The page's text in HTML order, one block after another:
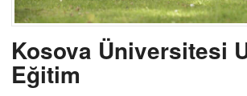
Kosova Üniversitesi
Eğitim